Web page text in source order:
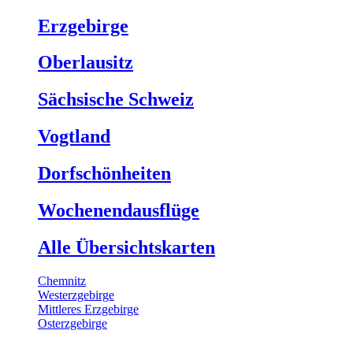
Erzgebirge
Oberlausitz
Sächsische Schweiz
Vogtland
Dorfschönheiten
Wochenendausflüge
Alle Übersichtskarten
Chemnitz
Westerzgebirge
Mittleres Erzgebirge
Osterzgebirge